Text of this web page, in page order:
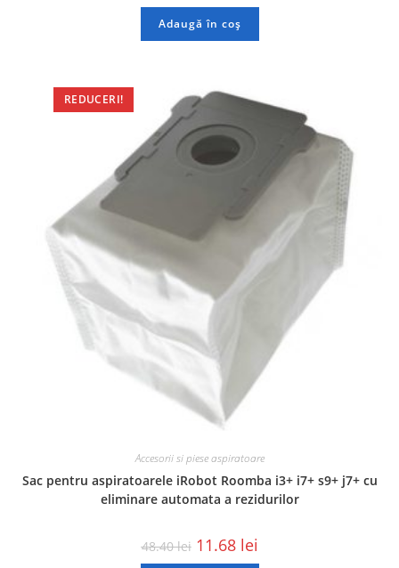
Adaugă în coș
REDUCERI!
Accesorii si piese aspiratoare
Sac pentru aspiratoarele iRobot Roomba i3+ i7+ s9+ j7+ cu
eliminare automata a rezidurilor
48.40lei 11.68 lei